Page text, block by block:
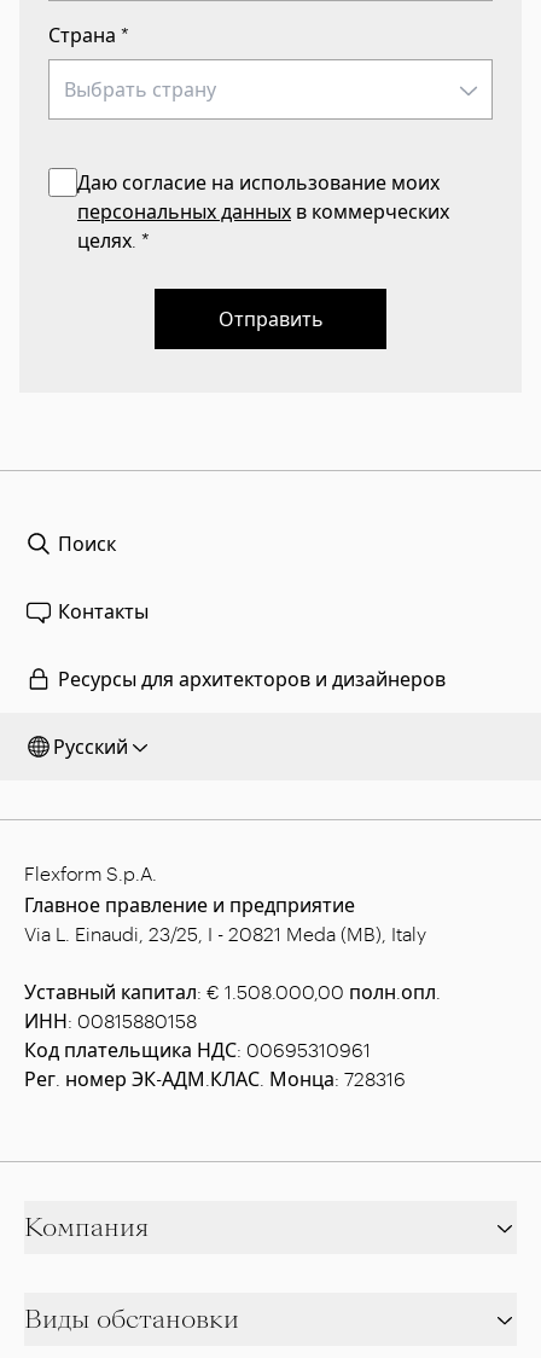
Страна *
Даю согласие на использование моих
персональных данных в коммерческих
целях. *
Отправить
Поиск
Контакты
Ресурсы для архитекторов и дизайнеров
Русский
Flexform S.p.A.
Главное правление и предприятие
Via L. Einaudi, 23/25, I - 20821 Meda (MB), Italy
Уставный капитал: € 1.508.000,00 полн.опл.
ИНН: 00815880158
Код плательщика НДС: 00695310961
Рег. номер ЭК-АДМ.КЛАС. Монца: 728316
Компания
Виды обстановки